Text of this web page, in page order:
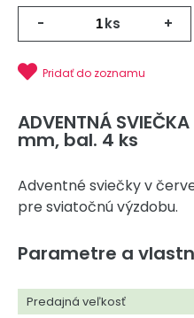
- ks +
Pridať do zoznamu
ADVENTNÁ
mm, bal. 4 ks
Adventné sviečky v
pre sviatočnú výzdobu.
Parametre a
Predajná veľkosť